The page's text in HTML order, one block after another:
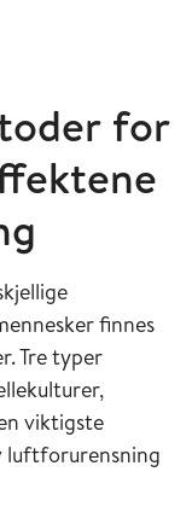
skyldes
allergisk
med
og
hoste,
å
for
finnes
Tre typer
viktigste
luftforurensning